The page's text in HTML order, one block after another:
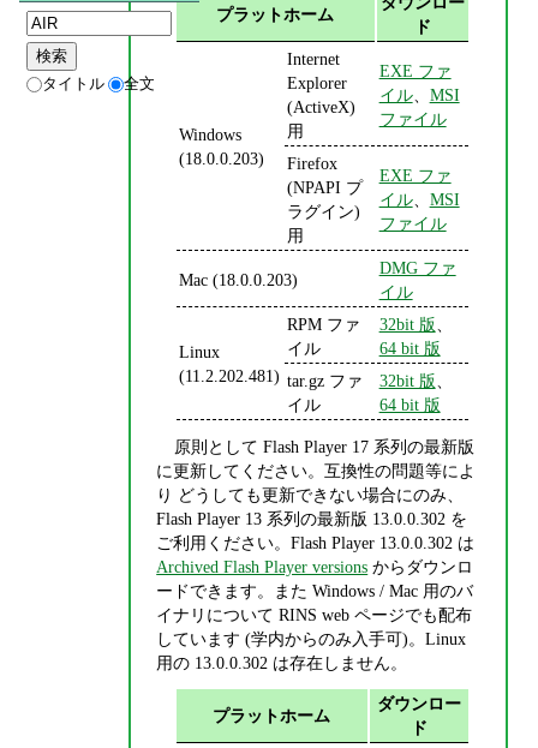
プラットホーム
ド
Windows
(18.0.0.203)
Internet
Explorer
(ActiveX)
用
EXE ファ
イル、 MSI
ファイル
Firefox
(NPAPI プ
ラグイン)
用
EXE ファ
イル、 MSI
ファイル
Mac (18.0.0.203)
DMG ファ
イル
Linux
(11.2.202.481)
RPM ファ
イル
32bit 版
64 bit 版
tar.gz ファ
イル
32bit 版
64 bit 版
原則として Flash Player 17 系列の最新版
に更新してください。互換性の問題等によ
り どうしても更新できない場合にのみ、
Flash Player 13 系列の最新版 13.0.0.302 を
ご利用ください。Flash Player 13.0.0.302 は
Archived Flash Player versions からダウンロ
ードできます。また Windows / Mac 用のバ
イナリについて RINS web ページでも配布
しています (学内からのみ入手可)。Linux
用の 13.0.0.302 は存在しません。
プラットホーム
ダウンロー
ド
タイトル 全文